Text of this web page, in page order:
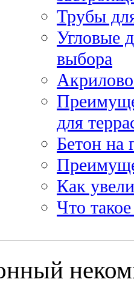
Трубы
Угловые
выбора
для
Бетон на
Как
Что